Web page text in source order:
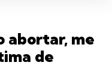
abortar, me
de